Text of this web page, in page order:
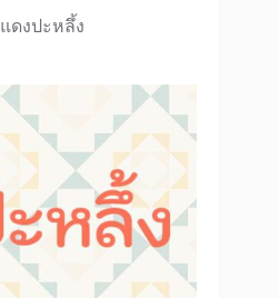
แดงปะหลึ้ง